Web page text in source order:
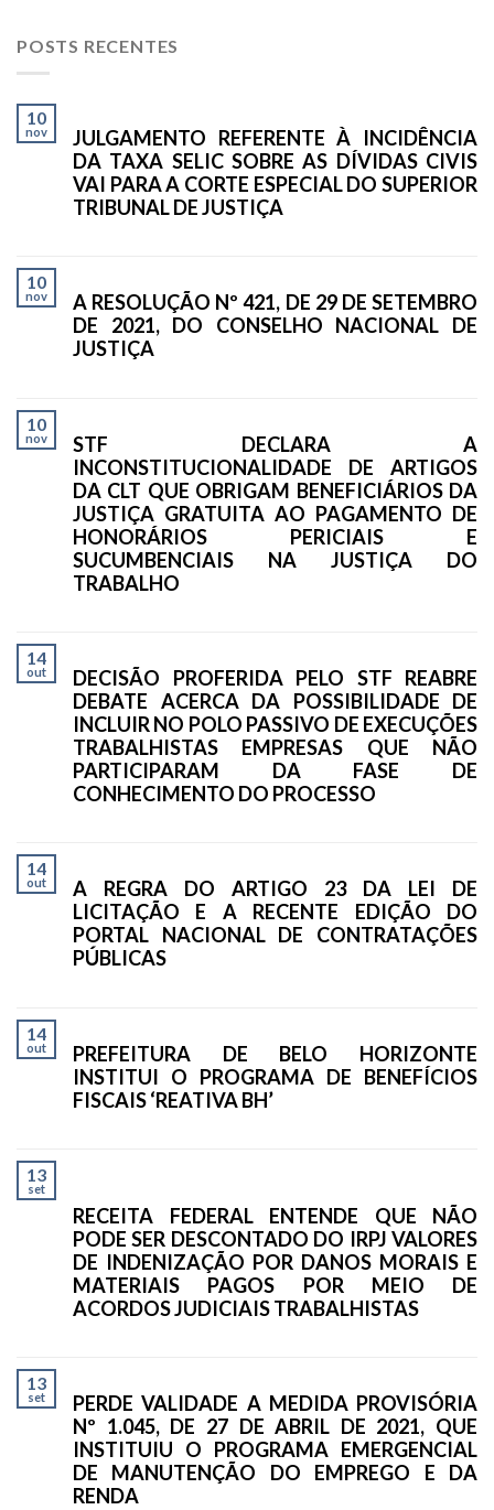
POSTS RECENTES
10
nov
JULGAMENTO REFERENTE À INCIDÊNCIA
DA TAXA SELIC SOBRE AS DÍVIDAS CIVIS
VAI PARA A CORTE ESPECIAL DO SUPERIOR
TRIBUNAL DE JUSTIÇA
10
nov
A RESOLUÇÃO Nº 421, DE 29 DE SETEMBRO
DE 2021, DO CONSELHO NACIONAL DE
JUSTIÇA
10
nov
STF DECLARA A
INCONSTITUCIONALIDADE DE ARTIGOS
DA CLT QUE OBRIGAM BENEFICIÁRIOS DA
JUSTIÇA GRATUITA AO PAGAMENTO DE
HONORÁRIOS PERICIAIS E
SUCUMBENCIAIS NA JUSTIÇA DO
TRABALHO
14
out
DECISÃO PROFERIDA PELO STF REABRE
DEBATE ACERCA DA POSSIBILIDADE DE
INCLUIR NO POLO PASSIVO DE EXECUÇÕES
TRABALHISTAS EMPRESAS QUE NÃO
PARTICIPARAM DA FASE DE
CONHECIMENTO DO PROCESSO
14
out
A REGRA DO ARTIGO 23 DA LEI DE
LICITAÇÃO E A RECENTE EDIÇÃO DO
PORTAL NACIONAL DE CONTRATAÇÕES
PÚBLICAS
14
out
PREFEITURA DE BELO HORIZONTE
INSTITUI O PROGRAMA DE BENEFÍCIOS
FISCAIS ‘REATIVA BH’
13
set
RECEITA FEDERAL ENTENDE QUE NÃO
PODE SER DESCONTADO DO IRPJ VALORES
DE INDENIZAÇÃO POR DANOS MORAIS E
MATERIAIS PAGOS POR MEIO DE
ACORDOS JUDICIAIS TRABALHISTAS
13
set
PERDE VALIDADE A MEDIDA PROVISÓRIA
Nº 1.045, DE 27 DE ABRIL DE 2021, QUE
INSTITUIU O PROGRAMA EMERGENCIAL
DE MANUTENÇÃO DO EMPREGO E DA
RENDA